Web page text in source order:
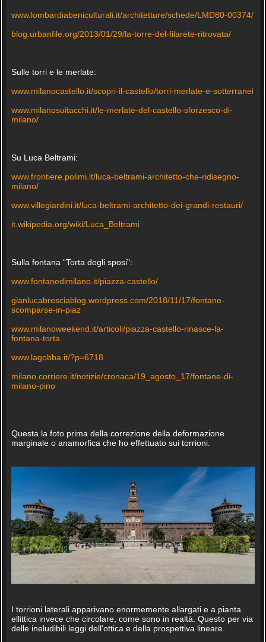
www.lombardiabeniculturali.it/architetture/schede/LMD80-00374/
blog.urbanfile.org/2013/01/29/la-torre-del-filarete-ritrovata/
Sulle torri e le merlate:
www.milanocastello.it/scopri-il-castello/torri-merlate-e-sotterranei
www.milanosuitacchi.it/le-merlate-del-castello-sforzesco-di-
milano/
Su Luca Beltrami:
www.frontiere.polimi.it/luca-beltrami-architetto-che-ridisegno-
milano/
www.villegiardini.it/luca-beltrami-architetto-dei-grandi-restauri/
it.wikipedia.org/wiki/Luca_Beltrami
Sulla fontana “Torta degli sposi”:
www.fontanedimilano.it/piazza-castello/
gianlucabresciablog.wordpress.com/2018/11/17/fontane-
scomparse-in-piaz
www.milanoweekend.it/articoli/piazza-castello-rinasce-la-
fontana-torta
www.lagobba.it/?p=6718
milano.corriere.it/notizie/cronaca/19_agosto_17/fontane-di-
milano-pino
Questa la foto prima della correzione della deformazione
marginale o anamorfica che ho effettuato sui torrioni.
I torrioni laterali apparivano enormemente allargati e a pianta
ellittica invece che circolare, come sono in realtà. Questo per via
delle ineludibili leggi dell'ottica e della prospettiva lineare.